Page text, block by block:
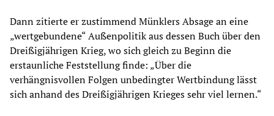
Dann zitierte er zustimmend Münklers Absage an eine
„wertgebundene“ Außenpolitik aus dessen Buch über den
Dreißigjährigen Krieg, wo sich gleich zu Beginn die
erstaunliche Feststellung finde: „Über die
verhängnisvollen Folgen unbedingter Wertbindung lässt
sich anhand des Dreißigjährigen Krieges sehr viel lernen.“